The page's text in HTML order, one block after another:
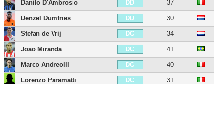
Danilo D'Ambrosio DD 37
Denzel Dumfries DD 30
Stefan de Vrij DC 34
João Miranda DC 41
Marco Andreolli DC 40
Lorenzo Paramatti DC 31